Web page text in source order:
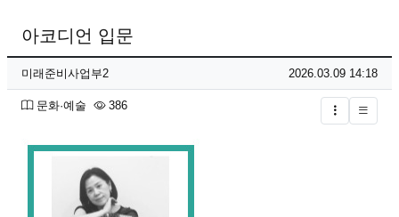
아코디언 입문
페이지 정보
작성자
미래준비사업부2 작성일
2026.03.09 14:18
분류
문화·예술 386조회
글버튼
본문